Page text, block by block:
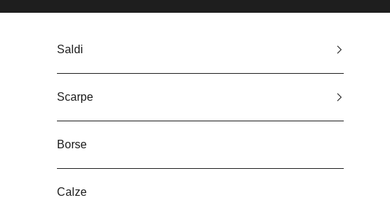
Saldi
Scarpe
Borse
Calze